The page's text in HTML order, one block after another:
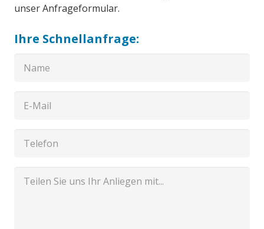
unser Anfrageformular.
Ihre Schnellanfrage: